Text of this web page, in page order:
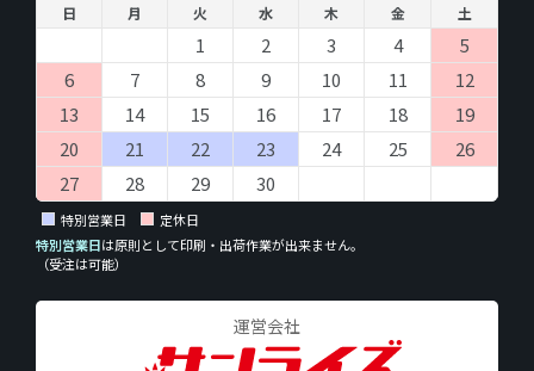
（８）本人が容易に認識できない方法による個人情報
の取得
クッキーやウェブビーコン等を用いるなどして、本人が容易に認
識できない方法による個人情報の取得は行っておりません。
（９）個人情報の安全管理措置について
取得した個人情報については、漏洩、減失またはき損の防止と是
正、その他個人情報の安全管理のために必要かつ適切な措置を講
じます。
お問合せへの回答後、取得した個人情報は当社において削除致し
ます。
（１０）個人情報の任意性について
日 月 火 水 木 金 土
1 2 3 4
5
6
7 8 9 10 11
12
13
14 15 16 17 18
19
20
21 22 23 24 25
26
27
28 29 30
特別営業日
定休日
特別営業日は原則として印刷・出荷作業が出来ません。
（受注は可能）
運営会社